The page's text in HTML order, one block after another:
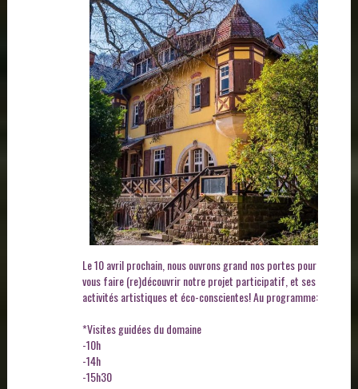
Le 10 avril prochain, nous ouvrons grand nos portes pour
vous faire (re)découvrir notre projet participatif, et ses
activités artistiques et éco-conscientes! Au programme:
*Visites guidées du domaine
-10h
-14h
-15h30